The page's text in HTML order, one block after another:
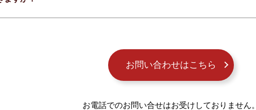
お問い合わせはこちら
お電話でのお問い合せはお受けしておりません。